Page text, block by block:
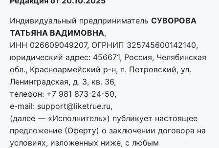
Индивидуальный предприниматель СУВОРОВА
ТАТЬЯНА ВАДИМОВНА,
ИНН 026609049207, ОГРНИП 325745600142140,
юридический адрес: 456671, Россия, Челябинская
обл., Красноармейский р-н, п. Петровский, ул.
Ленинградская, д. 3, кв. 36,
телефон: +7 981 873-24-50,
e-mail: support@liketrue.ru,
(далее — «Исполнитель») публикует настоящее
предложение (Оферту) о заключении договора на
условиях, изложенных ниже, с любым